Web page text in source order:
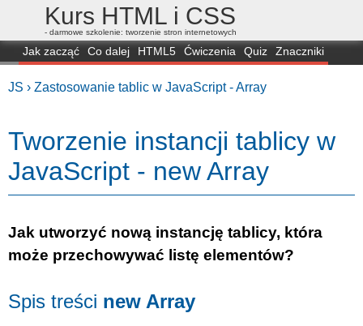
Kurs HTML i CSS
- darmowe szkolenie: tworzenie stron internetowych
Jak zacząć Co dalej HTML5 Ćwiczenia Quiz
Znaczniki
JS › Zastosowanie tablic w JavaScript - Array
Tworzenie instancji tablicy w
JavaScript - new Array
Jak utworzyć nową instancję tablicy, która
może przechowywać listę elementów?
Spis treści new Array